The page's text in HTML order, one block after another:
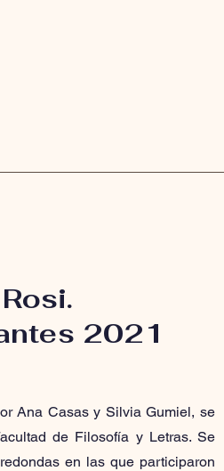
2021
Ana Casas y Silvia Gumiel, se
de Filosofía y Letras. Se
en las que participaron